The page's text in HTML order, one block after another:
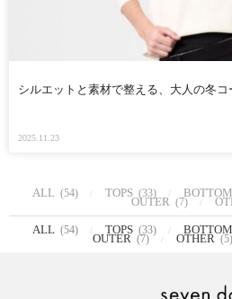
シルエットと素材で整える、大人の冬コ
2025.11.23
ALL (54) TOPS (33)
OUTER (7)
ALL (54) TOPS (33)
OUTER (7) OTHER (5)